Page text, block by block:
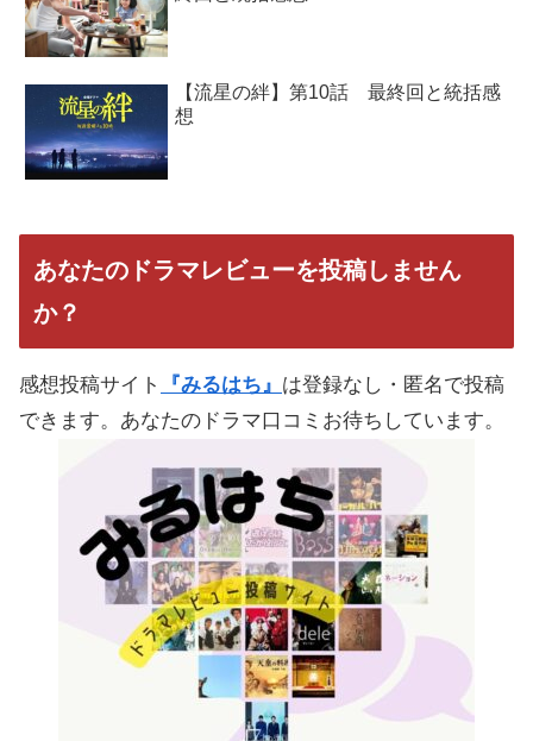
【流星の絆】第10話 最終回と統括感
想
あなたのドラマレビューを投稿しません
か？
感想投稿サイト 『みるはち』 は登録なし・匿名で投稿
できます。あなたのドラマ口コミお待ちしています。